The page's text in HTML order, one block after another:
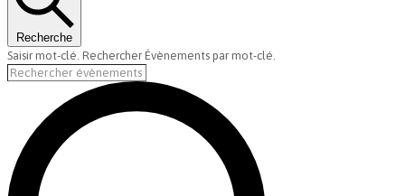
Recherche
Saisir mot-clé. Rechercher Évènements par mot-clé.